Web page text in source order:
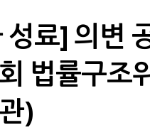
료] 의변
법률구조
)